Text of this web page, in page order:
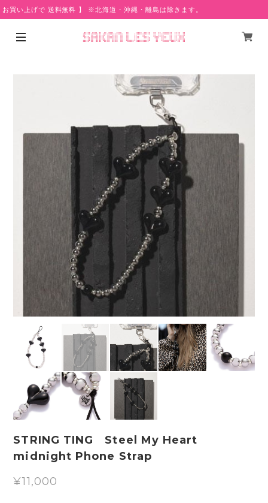
上げで 送料無料 】 ※北海道・沖縄・離島は除きます。
STRING TING Steel My Heart
midnight Phone Strap
¥11,000